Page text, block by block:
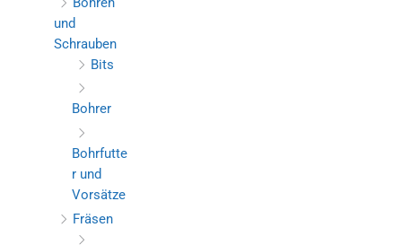
und
Schrauben
Bits
Bohrer
Bohrfutte
r und
Vorsätze
Fräsen